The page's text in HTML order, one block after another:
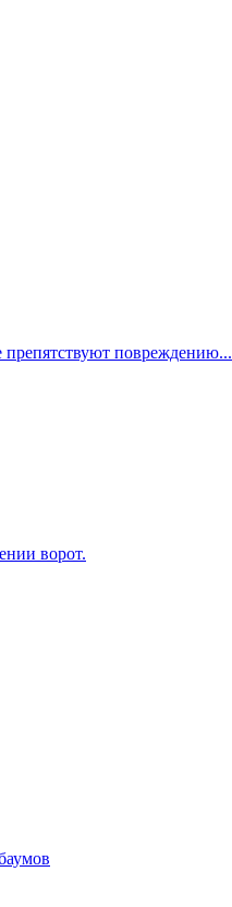
препятствуют повреждению...
ворот.